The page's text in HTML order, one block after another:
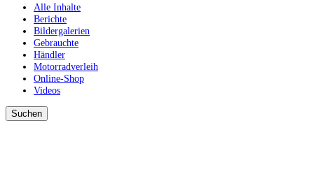
Alle Inhalte
Berichte
Bildergalerien
Gebrauchte
Händler
Motorradverleih
Online-Shop
Videos
Suchen